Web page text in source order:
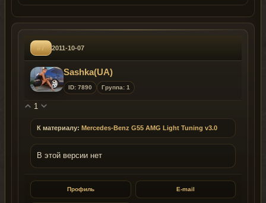
#7 2011-10-07
Sashka(UA)
ID: 7890 Группа: 1
1
К материалу: Mercedes-Benz G55 AMG Light Tuning v3.0
В этой версии нет
Профиль E-mail